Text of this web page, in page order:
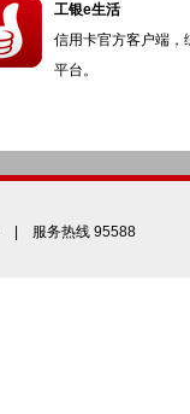
工银e生活
信用卡官方客户端，
平台。
| 服务热线 95588